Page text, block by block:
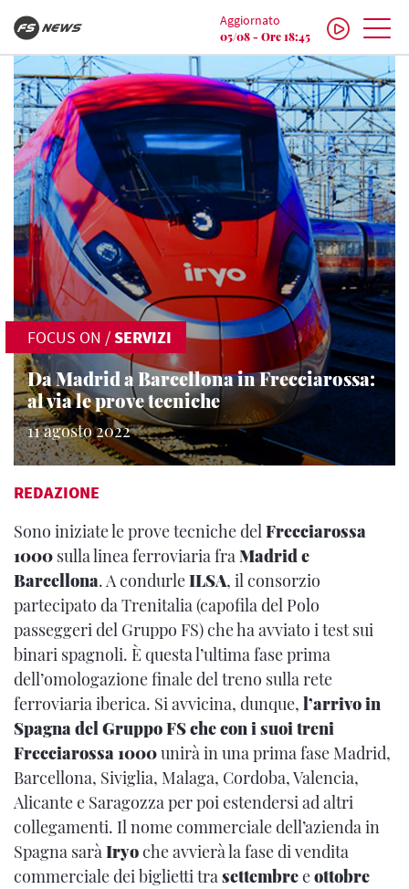
Aggiornato
05/08 - Ore 18:45
FOCUS ON /SERVIZI
Da Madrid a Barcellona in Frecciarossa:
al via le prove tecniche
11 agosto 2022
REDAZIONE
Sono iniziate le prove tecniche delFrecciarossa
1000 sulla linea ferroviaria fraMadrid e
Barcellona. A condurleILSA, il consorzio
partecipato da Trenitalia (capofila del Polo
passeggeri del Gruppo FS) che ha avviato i test sui
binari spagnoli. È questa l’ultima fase prima
dell’omologazione finale del treno sulla rete
ferroviaria iberica. Si avvicina, dunque, l’arrivo in
Spagna del Gruppo FS che con i suoi treni
Frecciarossa 1000unirà in una prima fase Madrid,
Barcellona, Siviglia, Malaga, Cordoba, Valencia,
Alicante e Saragozza per poi estendersi ad altri
collegamenti. Il nome commerciale dell’azienda in
Spagna saràIryoche avvierà la fase di vendita
commerciale dei biglietti trasettembreeottobre